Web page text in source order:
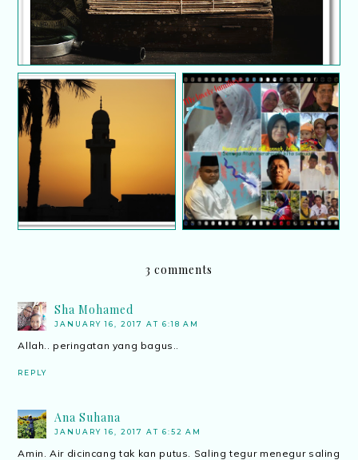
12 Kaum Yang
Dibinasakan Kerana
Engkar Hukum Allah
8 cara Islam ikat kasih
sayang antara adik
beradik
3 comments
Sha Mohamed
JANUARY 16, 2017 AT 6:18 AM
Allah.. peringatan yang bagus..
REPLY
Ana Suhana
JANUARY 16, 2017 AT 6:52 AM
Amin. Air dicincang tak kan putus. Saling tegur menegur saling